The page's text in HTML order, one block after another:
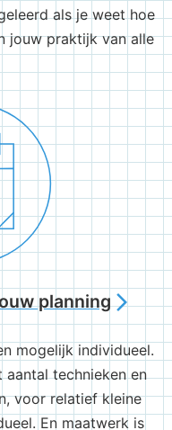
als je weet hoe
jouw praktijk van alle
planningarrow_forward_ios
mogelijk individueel.
technieken en
voor relatief kleine
En maatwerk is